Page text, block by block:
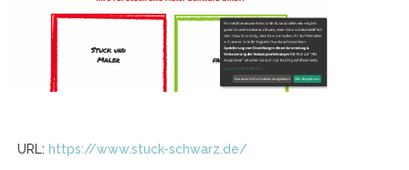
URL: https://www.stuck-schwarz.de/